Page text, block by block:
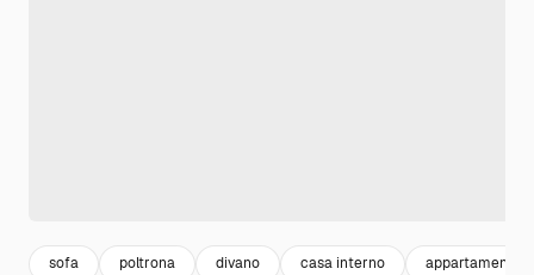
sofa poltrona divano casa interno appartamento